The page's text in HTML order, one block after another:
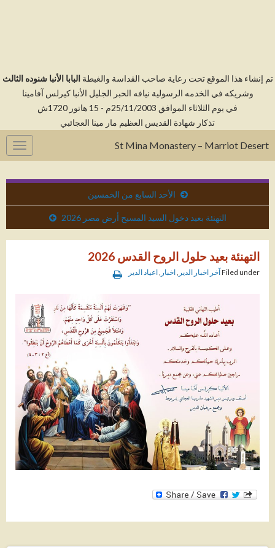
إنشاء هذا الموقع تحت رعاية صاحب القداسة والغبطةالبابا الأنبا شنوده الثالث
وشريكه في الخدمه الرسولية نيافه الحبر الجليل الأنبا كيرلس آفامينا
في يوم الثلاثاء الموافق 25/11/2003م - 15 هاتور 1720ش
تذكار شهادة القديس العظيم مار مينا العجائبي
St Mina Monastery – Marriot Desert
الأحد السابع من الخمسين
التهنئة بعيد دخول السيد المسيح أرض مصر 2026
التهنئة بعيد حلول الروح القدس 2026
Filed underآخر اخبار الدير, اخبار, اعياد الدير